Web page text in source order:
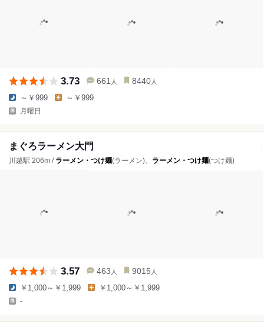
3.73 661 人 8440 人
～￥999 ～￥999
月曜日
まぐろラーメン大門
川越駅 206m / ラーメン・つけ麺(ラーメン)、 ラーメン・つけ麺(つけ麺)
3.57 463 人 9015 人
￥1,000～￥1,999 ￥1,000～￥1,999
-